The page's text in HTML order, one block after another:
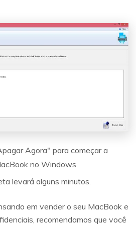
Agora" para começar a
no Windows
levará alguns minutos.
em vender o seu MacBook e
recomendamos que você